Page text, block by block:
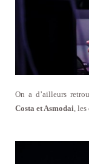
On a d’ailleurs
Costa et Asmodai ,